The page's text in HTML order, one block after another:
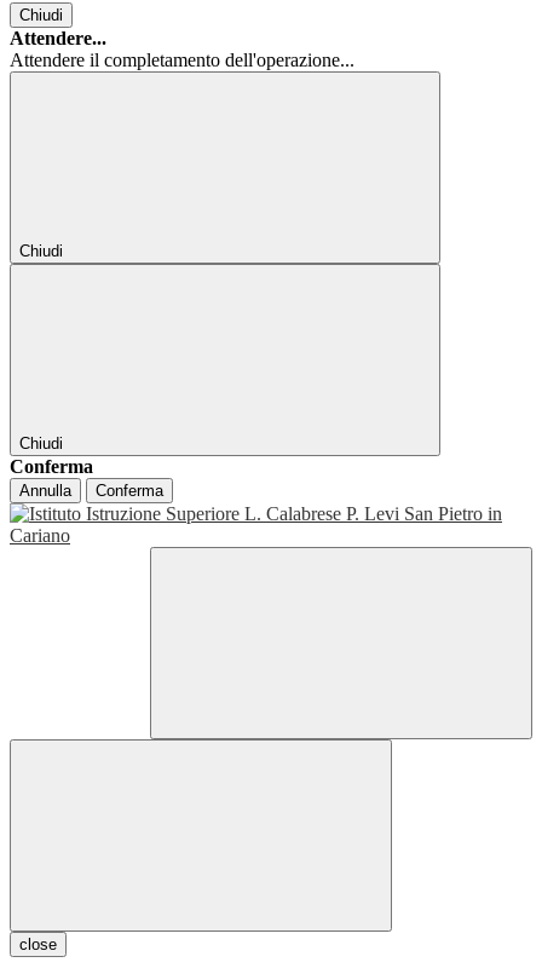
Chiudi
Attendere...
Attendere il completamento dell'operazione...
Chiudi
Chiudi
Conferma
Annulla Conferma
close